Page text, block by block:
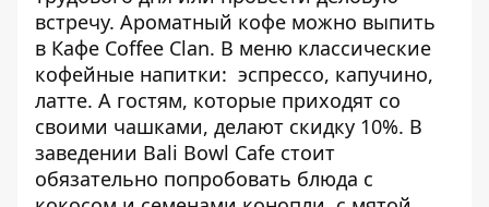
встречу. Ароматный кофе можно выпить
в Кафе Coffee Clan. В меню классические
кофейные напитки: эспрессо, капучино,
латте. А гостям, которые приходят со
своими чашками, делают скидку 10%. В
заведении Bali Bowl Cafe стоит
обязательно попробовать блюда с